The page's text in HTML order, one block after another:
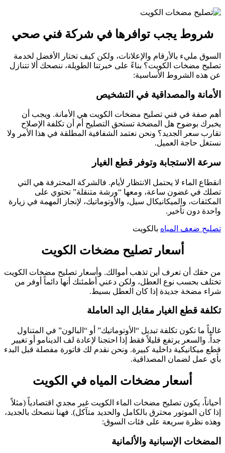
شروط يجب توافرها في شركة فني صحي
السوق مليء بالأرقام والإعلانات، ولكن كيف تختار الأفضل لخدمة
تصليح مضخات الكويت؟ بناءً على خبرتنا الطويلة، ننصحك ألا تتنازل
عن هذه الشروط الأساسية:
الأمانة والمصداقية في التشخيص
أهم صفة في فني تصليح مضخات الكويت هي الأمانة. ويجب أن
يخبرك بوضوح هل المضخة تستحق التصليح أم أن تكلفة الإصلاح
تقارب سعر الجديد؟ ونحن نعتمد الشفافية المطلقة في هذا الأمر ولا
نستغل حاجة العميل.
سرعة الاستجابة وتوفر قطع الغيار
انقطاع الماء لا يحتمل الانتظار لأيام. فالشركة المحترفة هي التي
تصلك في غضون ساعة، ومعها “ورشة متنقلة” تحتوي على
المكثفات، والميكانيكال سيل، والأوتوماتيك، لإنجاز المهمة في زيارة
واحدة دون تأخير.
تصليح ضعف المياه بالكويت
أسعار تصليح مضخات الكويت
من حقك أن تعرف أين تذهب أموالك. وأسعار تصليح مضخات الكويت
تختلف بحسب نوع العطل، ولكن دعني أطمئنك أنها دائماً أوفر من
شراء مضخة جديدة إذا كان العطل بسيط.
تكلفة قطع الغيار مقابل اليد العاملة
غالباً ما تكون تكلفة تبديل “الأوتوماتيك” أو “البالون” في المتناول
جداً. والسعر يرتفع قليلاً فقط إذا احتجنا لإعادة لف الدينامو أو تغيير
قطع ميكانيكية داخلية كبيرة. ونحن نقدم لك فاتورة مفصلة قبل البدء
بأي عمل لضمان المصداقية.
أسعار مضخات المياه في الكويت
أحياناً، يكون تصليح مضخات الماء الكويت غير مجدي اقتصادياً (مثلاً
إذا كان الموتور محترق بالكامل والحديد متآكل). فهنا ننصحك بالجديد،
وهذه نظرة سريعة على فئات السوق:
المضخات الإسبانية والألمانية